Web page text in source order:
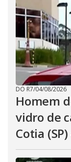
DO R7/04/08/2026
Homem
vidro de
Cotia